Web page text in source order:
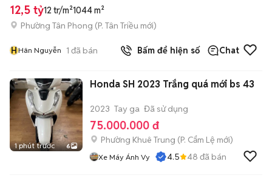
12,5 tỷ12 tr/m²1044 m²
Phường Tân Phong (P. Tân Triều mới)
HHân Nguyễn 1 đã bán Bấm để hiện số Chat
1 phút trước 6
Honda SH 2023 Trắng quá mới bs 43
2023 Tay ga Đã sử dụng
75.000.000 đ
Phường Khuê Trung (P. Cẩm Lệ mới)
Xe Máy Ánh Vy 4.5 48 đã bán